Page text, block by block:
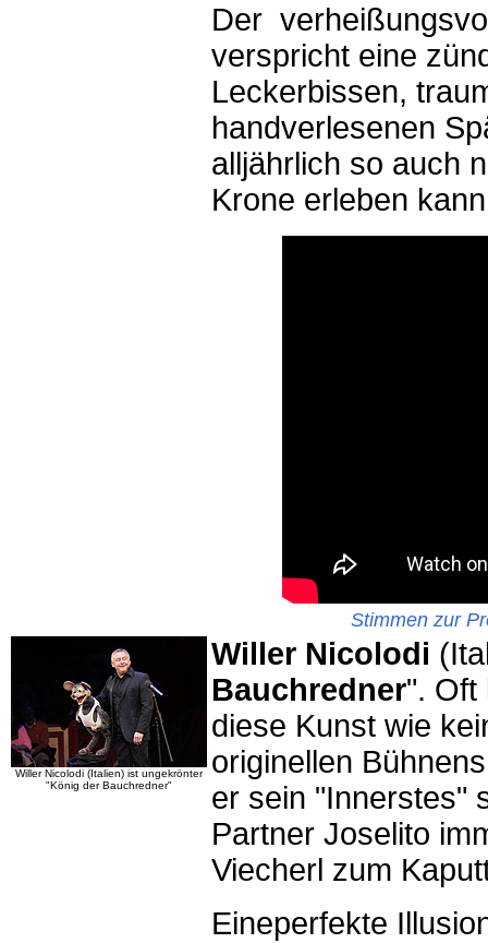
Der
verspricht eine
Leckerbissen,
handverlesenen
alljährlich so auch
Krone erleben
Stimmen zur
Willer Nicolodi (Italien) ist ungekrönter
"König der Bauchredner"
Willer Nicolodi
Bauchredner". Oft
diese Kunst wie
originellen
er sein "Innerstes"
Partner Joselito
Viecherl zum
Eineperfekte